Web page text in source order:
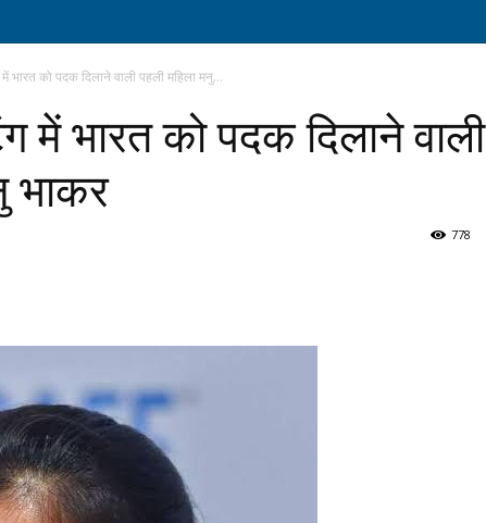
को पदक दिलाने वाली पहली महिला मनु...
भारत को पदक दिलाने वाली
भाकर
778